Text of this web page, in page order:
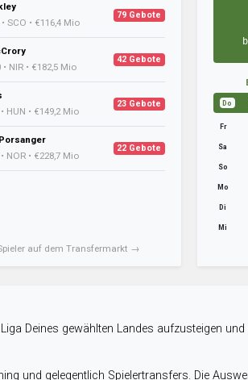
• SCO • €116,4 Mio
79 Gebote
• NIR • €182,5 Mio
42 Gebote
HUN • €149,2 Mio
23 Gebote
NOR • €228,7 Mio
22 Gebote
auf dem Transfermarkt →
Do
Fr
Sa
So
Mo
Di
Mi
Deines gewählten Landes aufzusteigen
und gelegentlich Spielertransfers. Die